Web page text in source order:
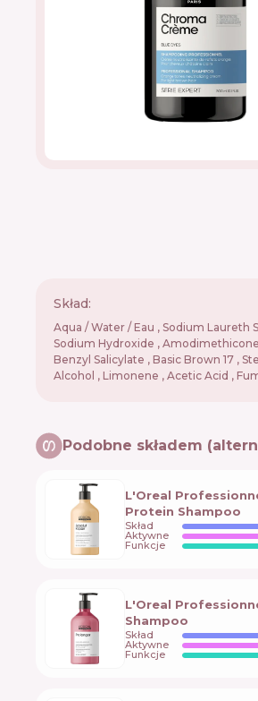
Skład:
Aqua / Water / Eau , Sodium Laureth
Sodium Hydroxide ,
Benzyl Salicylate , Basic Brown 17 ,
Alcohol , Limonene , Acetic Acid ,
Podobne składem
L'Oreal
Protein Shampoo
Skład
Aktywne
Funkcje
L'Oreal
Shampoo
Skład
Aktywne
Funkcje